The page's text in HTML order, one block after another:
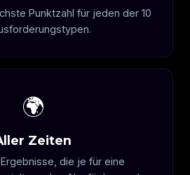
Punktzahl für jeden der 10
🌍
Zeiten
die je für eine